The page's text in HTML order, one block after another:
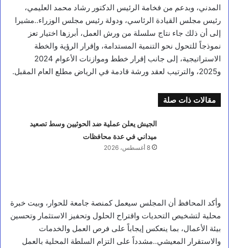
المدني، وبدعم من فخامة الرئيس الدكتور رشاد محمد العليمي،
رئيس مجلس القيادة الرئاسي، ودولة رئيس مجلس الوزراء..مشيرا
إلى أن ذلك جاء نتاج سلسلة من ورش العمل، أبرزها اختيار تعز
نموذجاً للتحول نحو التنمية المستدامة، وإقرار الرؤية والخطة
الاستراتيجية، إلى جانب إقرار خطط وموازنات الأعوام 2024
و2025، والترتيب لعقد ورشة قادمة في الرياض مطلع العام المقبل.
مقالات ذات صلة
الجيش يعلن عملية ضد الحوثيين وسط تصعيد
ميداني في عدة محافظات
8 أغسطس، 2026
وأكد المحافظ أن المجلس سيعمل كمنصة جامعة للحوار، وبيت خبرة
محلية لتشخيص التحديات واقتراح الحلول وتحفيز الاستثمار وتحسين
بيئة الأعمال، بما ينعكس إيجاباً على فرص العمل والخدمات
والاستقرار المعيشي..مشدداً على التزام السلطة المحلية بالعمل